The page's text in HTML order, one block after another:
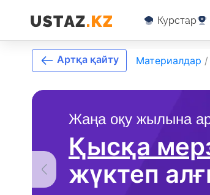
Курстар
Жаңа оқу жылына
Қысқа
жүктеп
Артқа қайту Материалдар /